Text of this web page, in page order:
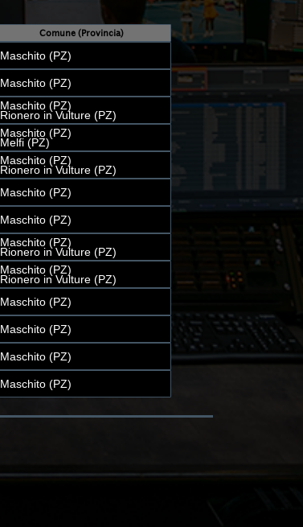
Comune (Provincia)
Maschito (PZ)
Maschito (PZ)
Maschito (PZ)
Rionero in Vulture (PZ)
Maschito (PZ)
Melfi (PZ)
Maschito (PZ)
Rionero in Vulture (PZ)
Maschito (PZ)
Maschito (PZ)
Maschito (PZ)
Rionero in Vulture (PZ)
Maschito (PZ)
Rionero in Vulture (PZ)
Maschito (PZ)
Maschito (PZ)
Maschito (PZ)
Maschito (PZ)